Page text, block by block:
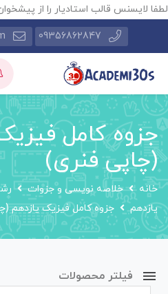
لطفا لایسنس قالب استادیار را از
09356862847
جزوه کامل
(چاپی فنری)
خانه خلاصه نویسی و جزوات
یازدهم
جزوه کامل فیزیک یازدهم
فیلتر محصولات